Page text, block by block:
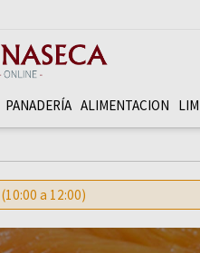
PANADERÍ­A ALIMENTACION
a 12:00)